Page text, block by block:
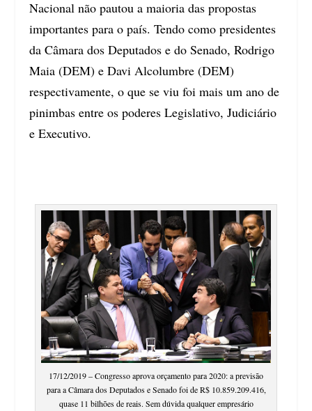
Nacional não pautou a maioria das propostas
importantes para o país. Tendo como presidentes
da Câmara dos Deputados e do Senado, Rodrigo
Maia (DEM) e Davi Alcolumbre (DEM)
respectivamente, o que se viu foi mais um ano de
pinimbas entre os poderes Legislativo, Judiciário
e Executivo.
17/12/2019 – Congresso aprova orçamento para 2020: a previsão
para a Câmara dos Deputados e Senado foi de R$ 10.859.209.416,
quase 11 bilhões de reais. Sem dúvida qualquer empresário